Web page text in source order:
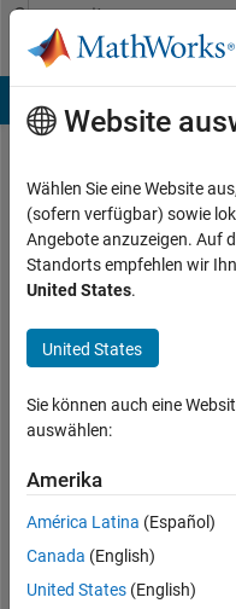
Weiter zum Inhalt
Community
Profile
Diego
Soler
Polo
Last
seen:
als 6
Jahre
|
Aktiv
Website
Wählen Sie eine Website
(sofern verfügbar) sowie
Angebote anzuzeigen. Auf
Standorts empfehlen wir
United States.
United States
Sie können auch eine
auswählen:
Amerika
América Latina (Español)
Canada (English)
United States (English)